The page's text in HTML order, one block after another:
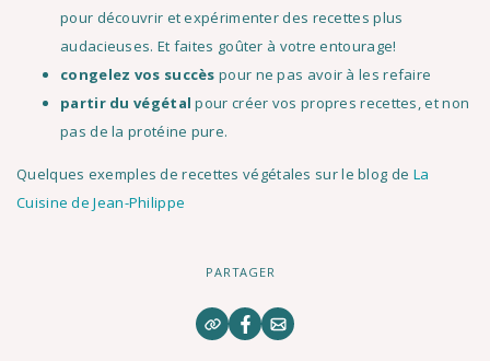
pour découvrir et expérimenter des recettes plus
audacieuses. Et faites goûter à votre entourage!
congelez vos succès pour ne pas avoir à les refaire
partir du végétal pour créer vos propres recettes, et non
pas de la protéine pure.
Quelques exemples de recettes végétales sur le blog de La
Cuisine de Jean-Philippe
PARTAGER